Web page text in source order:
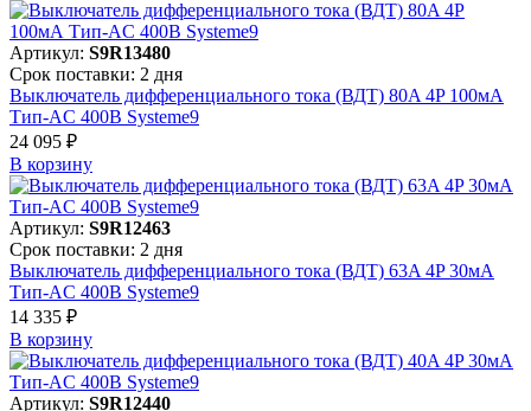
Артикул: S9R13480
Срок поставки: 2 дня
Выключатель дифференциального тока (ВДТ) 80A 4P 100мА
Тип-AC 400В Systeme9
24 095 ₽
В корзинy
Артикул: S9R12463
Срок поставки: 2 дня
Выключатель дифференциального тока (ВДТ) 63A 4P 30мА
Тип-AC 400В Systeme9
14 335 ₽
В корзинy
Артикул: S9R12440